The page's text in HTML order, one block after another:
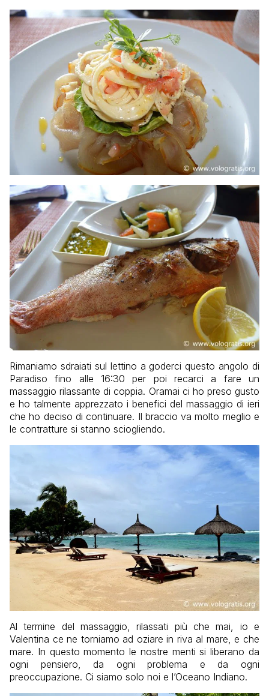
Rimaniamo sdraiati sul lettino a goderci questo angolo di
Paradiso fino alle 16:30 per poi recarci a fare un
massaggio rilassante di coppia. Oramai ci ho preso gusto
e ho talmente apprezzato i benefici del massaggio di ieri
che ho deciso di continuare. Il braccio va molto meglio e
le contratture si stanno sciogliendo.
Al termine del massaggio, rilassati più che mai, io e
Valentina ce ne torniamo ad oziare in riva al mare, e che
mare. In questo momento le nostre menti si liberano da
ogni pensiero, da ogni problema e da ogni
preoccupazione. Ci siamo solo noi e l’Oceano Indiano.